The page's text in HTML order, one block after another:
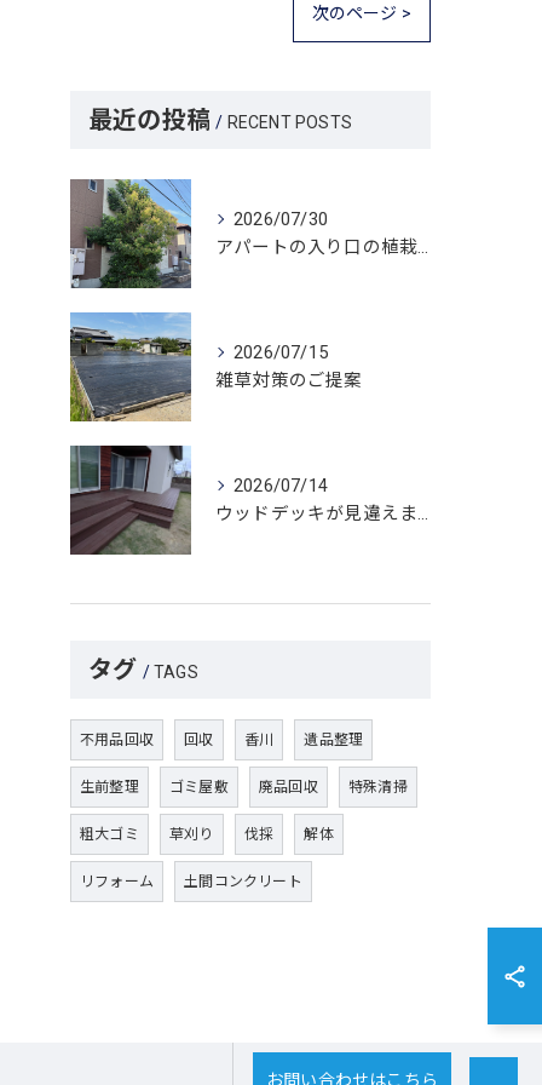
次のページ >
最近の投稿 RECENT POSTS
2026/07/30
アパートの入り口の植栽が、ついに私たちの注意を引きました。
2026/07/15
雑草対策のご提案
2026/07/14
ウッドデッキが見違えました。
タグ TAGS
不用品回収 回収 香川 遺品整理
生前整理 ゴミ屋敷 廃品回収 特殊清掃
粗大ゴミ 草刈り 伐採 解体
リフォーム 土間コンクリート
お問い合わせはこちら